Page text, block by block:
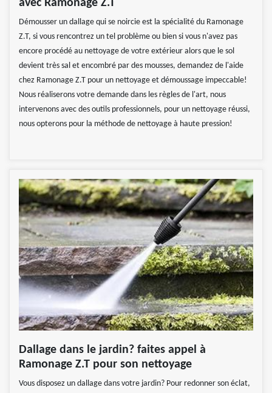
avec Ramonage Z.T
Démousser un dallage qui se noircie est la spécialité du Ramonage
Z.T, si vous rencontrez un tel problème ou bien si vous n'avez pas
encore procédé au nettoyage de votre extérieur alors que le sol
devient très sal et encombré par des mousses, demandez de l'aide
chez Ramonage Z.T pour un nettoyage et démoussage impeccable!
Nous réaliserons votre demande dans les règles de l'art, nous
intervenons avec des outils professionnels, pour un nettoyage réussi,
nous opterons pour la méthode de nettoyage à haute pression!
Dallage dans le jardin? faites appel à
Ramonage Z.T pour son nettoyage
Vous disposez un dallage dans votre jardin? Pour redonner son éclat,